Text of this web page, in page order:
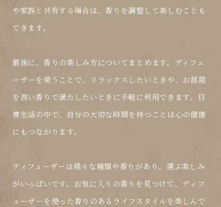
や家族と共有する場合は、香りを調整して楽しむことも
できます。
最後に、香りの楽しみ方についてまとめます。ディフュ
ーザーを使うことで、リラックスしたいときや、お部屋
を良い香りで満たしたいときに手軽に利用できます。日
常生活の中で、自分の大切な時間を持つことは心の健康
にもつながります。
ディフューザーは様々な種類や香りがあり、選ぶ楽しみ
がいっぱいです。お気に入りの香りを見つけて、ディフ
ューザーを使った香りのあるライフスタイルを楽しんで